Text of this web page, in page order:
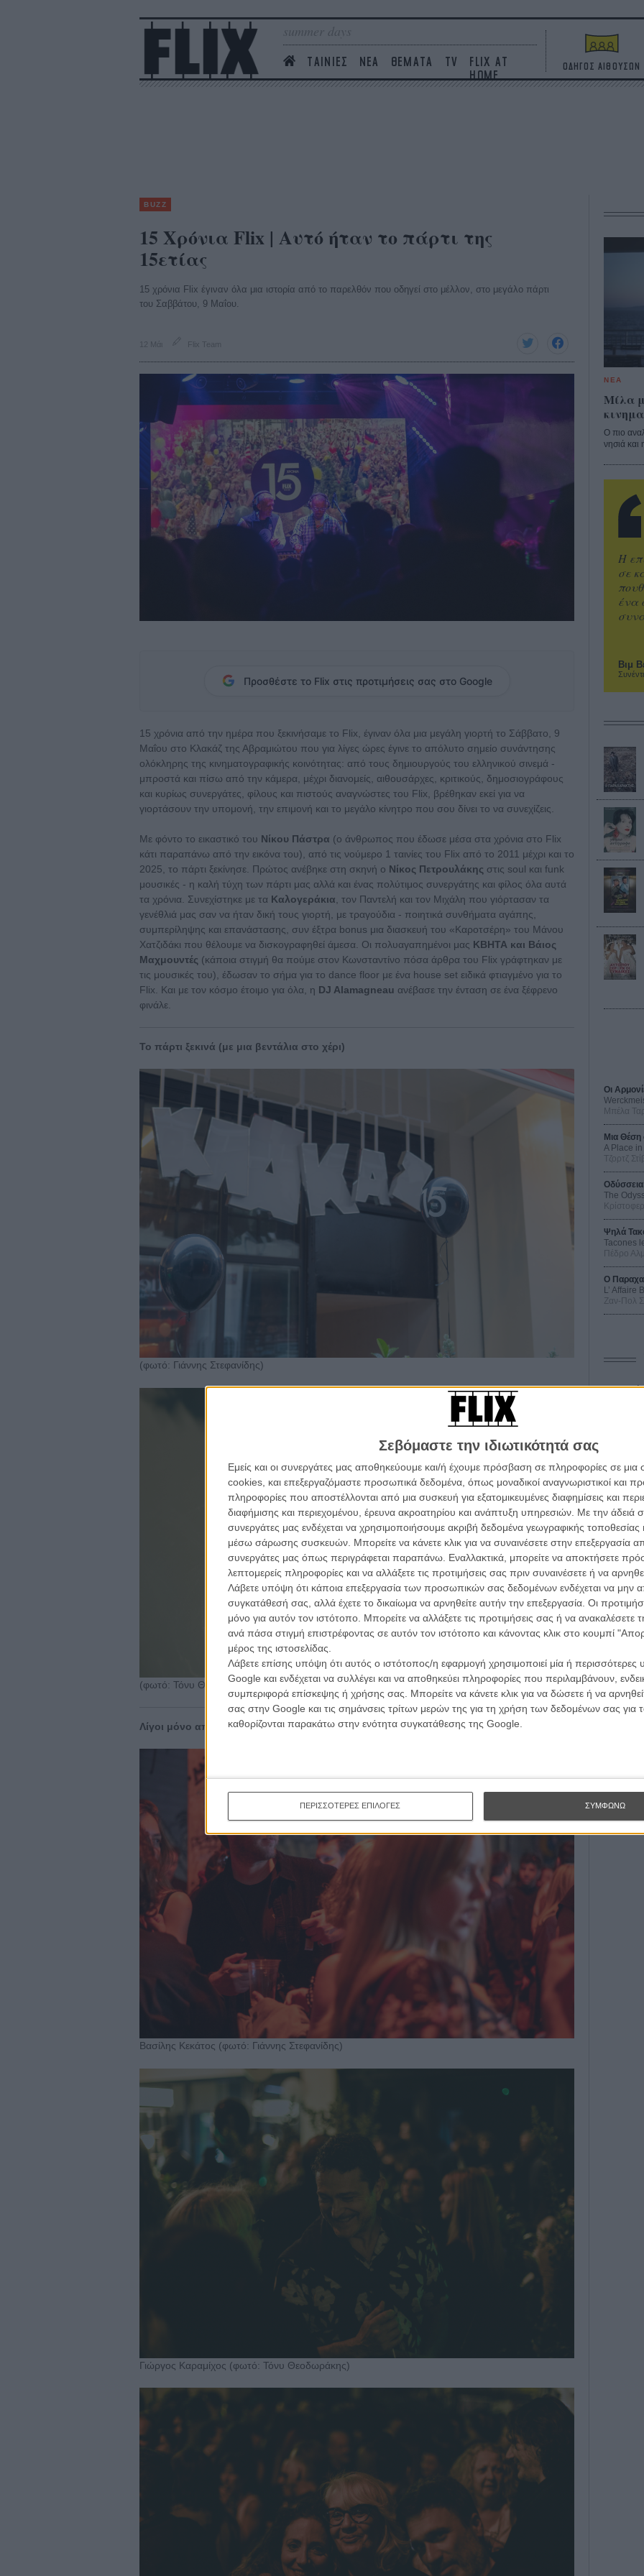
Σεβόμαστε την ιδιωτικότητά σας
Εμείς και οι συνεργάτες μας αποθηκεύουμε και/ή έχουμε πρόσβαση σε πληροφορίες σε
cookies, και επεξεργαζόμαστε προσωπικά δεδομένα, όπως μοναδικοί αναγνωριστικοί και
πληροφορίες που αποστέλλονται από μια συσκευή για εξατομικευμένες διαφημίσεις και
διαφήμισης και περιεχομένου, έρευνα ακροατηρίου και ανάπτυξη υπηρεσιών. Με την άδειά
συνεργάτες μας ενδέχεται να χρησιμοποιήσουμε ακριβή δεδομένα γεωγραφικής τοποθεσίας
μέσω σάρωσης συσκευών. Μπορείτε να κάνετε κλικ για να συναινέσετε στην επεξεργασία
συνεργάτες μας όπως περιγράφεται παραπάνω. Εναλλακτικά, μπορείτε να αποκτήσετε
λεπτομερείς πληροφορίες και να αλλάξετε τις προτιμήσεις σας πριν συναινέσετε ή να
Λάβετε υπόψη ότι κάποια επεξεργασία των προσωπικών σας δεδομένων ενδέχεται να μην
συγκατάθεσή σας, αλλά έχετε το δικαίωμα να αρνηθείτε αυτήν την επεξεργασία. Οι
μόνο για αυτόν τον ιστότοπο. Μπορείτε να αλλάξετε τις προτιμήσεις σας ή να ανακαλέσετε
ανά πάσα στιγμή επιστρέφοντας σε αυτόν τον ιστότοπο και κάνοντας κλικ στο κουμπί
μέρος της ιστοσελίδας.
Λάβετε επίσης υπόψη ότι αυτός ο ιστότοπος/η εφαρμογή χρησιμοποιεί μία ή περισσότερες
Google και ενδέχεται να συλλέγει και να αποθηκεύει πληροφορίες που περιλαμβάνουν,
συμπεριφορά επίσκεψης ή χρήσης σας. Μπορείτε να κάνετε κλικ για να δώσετε ή να
σας στην Google και τις σημάνσεις τρίτων μερών της για τη χρήση των δεδομένων σας
καθορίζονται παρακάτω στην ενότητα συγκατάθεσης της Google.
ΠΕΡΙΣΣΟΤΕΡΕΣ ΕΠΙΛΟΓΕΣ ΣΥΜΦΩΝΩ
summer days
ΤΑΙΝΙΕΣ ΝΕΑ ΘΕΜΑΤΑ TV
FLIX AT
HOME
ΟΔΗΓΟΣ ΑΙΘΟΥΣΩΝ
BUZZ
15 Xρόνια Flix | Αυτό ήταν το πάρτι της
15ετίας
15 χρόνια Flix έγιναν όλα μια ιστορία από το παρελθόν που οδηγεί στο μέλλον, στο μεγάλο πάρτι
του Σαββάτου, 9 Μαΐου.
12 Μάι Flix Team
Προσθέστε το Flix στις προτιμήσεις σας στο Google
15 χρόνια από την ημέρα που ξεκινήσαμε το Flix, έγιναν όλα μια μεγάλη γιορτή το Σάββατο, 9
Μαΐου στο Κλακάζ της Αβραμιώτου που για λίγες ώρες έγινε το απόλυτο σημείο συνάντησης
ολόκληρης της κινηματογραφικής κοινότητας: από τους δημιουργούς του ελληνικού σινεμά -
μπροστά και πίσω από την κάμερα, μέχρι διανομείς, αιθουσάρχες, κριτικούς, δημοσιογράφους
και κυρίως συνεργάτες, φίλους και πιστούς αναγνώστες του Flix, βρέθηκαν εκεί για να
γιορτάσουν την υπομονή, την επιμονή και το μεγάλο κίνητρο που σου δίνει το να συνεχίζεις.
Με φόντο το εικαστικό του Νίκου Πάστρα (ο άνθρωπος που έδωσε μέσα στα χρόνια στο Flix
κάτι παραπάνω από την εικόνα του), από τις νούμερο 1 ταινίες του Flix από το 2011 μέχρι και το
2025, το πάρτι ξεκίνησε. Πρώτος ανέβηκε στη σκηνή ο Νίκος Πετρουλάκης στις soul και funk
μουσικές - η καλή τύχη των πάρτι μας αλλά και ένας πολύτιμος συνεργάτης και φίλος όλα αυτά
τα χρόνια. Συνεχίστηκε με τα Καλογεράκια , τον Παντελή και τον Μιχάλη που γιόρτασαν τα
γενέθλιά μας σαν να ήταν δική τους γιορτή, με τραγούδια - ποιητικά συνθήματα αγάπης,
συμπερίληψης και επανάστασης, συν έξτρα bonus μια διασκευή του «Καροτσέρη» του Μάνου
Χατζιδάκι που θέλουμε να δισκογραφηθεί άμεσα. Οι πολυαγαπημένοι μας ΚΒΗΤΑ και Βάιος
Μαχμουντές (κάποια στιγμή θα πούμε στον Κωνσταντίνο πόσα άρθρα του Flix γράφτηκαν με
τις μουσικές του), έδωσαν το σήμα για το dance floor με ένα house set ειδικά φτιαγμένο για το
Flix. Και με τον κόσμο έτοιμο για όλα, η DJ Alamagneau ανέβασε την ένταση σε ένα ξέφρενο
φινάλε.
Το πάρτι ξεκινά (με μια βεντάλια στο χέρι)
(φωτό: Γιάννης Στεφανίδης)
(φωτό: Τόνυ Θεοδωράκης)
Λίγοι μόνο από όσους γιόρτασαν μαζί μας
Βασίλης Κεκάτος (φωτό: Γιάννης Στεφανίδης)
Γιώργος Καραμίχος (φωτό: Τόνυ Θεοδωράκης)
ΝΕΑ
Μίλα
Ο πιο
νησιά και
Βιμ
Η
σε
ένα
Οι
Μπέλα
Μια Θέση
A Place
Τζορτζ
Οδύσσεια
The
Ψηλά
Tacones
Πέδρο
Ο
L’ Affaire
Ζαν-Πολ
Ο
10
τον
Εγγράψου
Θέλω
για να τα βλέπεις όλα σινεμά...
Η κινηματογραφική εβδομάδα
με τον τρόπο του flix
το newsletterτου flix, στο inbox σου
κινηματογραφικές ειδήσεις | νέες ταινίες | πρόγραμμα αιθουσών για όλη την Ελλάδα |
κριτικές | συνεντεύξεις | απόψεις | αφιερώματα | διαγωνισμοί
ΕΓΓΡΑΦΗ